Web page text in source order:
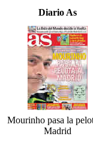
Diario As
Mourinho pasa la
Madrid